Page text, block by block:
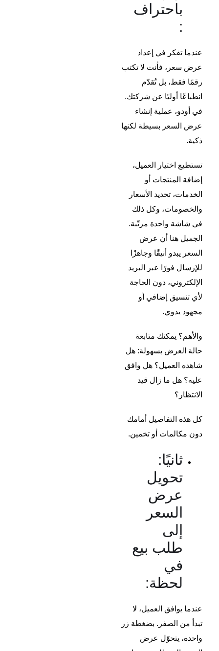
باحتراف
:
عندما تفكر في إعداد
عرض سعر، فأنت لا تكتب
رقمًا فقط، بل تُقدّم
انطباعًا أوليًا عن شركتك.
في أودو، عملية إنشاء
عرض السعر بسيطة لكنها
ذكية.
تستطيع اختيار العميل،
إضافة المنتجات أو
الخدمات، تحديد الأسعار
والخصومات، وكل ذلك
في شاشة واحدة مرتّبة.
الجميل هنا أن عرض
السعر يبدو أنيقًا وجاهزًا
للإرسال فورًا عبر البريد
الإلكتروني، دون الحاجة
لأي تنسيق إضافي أو
مجهود يدوي.
والأهم؟ يمكنك متابعة
حالة العرض بسهولة: هل
شاهده العميل؟ هل وافق
عليه؟ هل ما زال قيد
الانتظار؟
كل هذه التفاصيل أمامك
دون مكالمات أو تخمين.
ثانيًا:
تحويل
عرض
السعر
إلى
طلب بيع
في
لحظة:
عندما يوافق العميل، لا
تبدأ من الصفر. بضغطة زر
واحدة، يتحوّل عرض